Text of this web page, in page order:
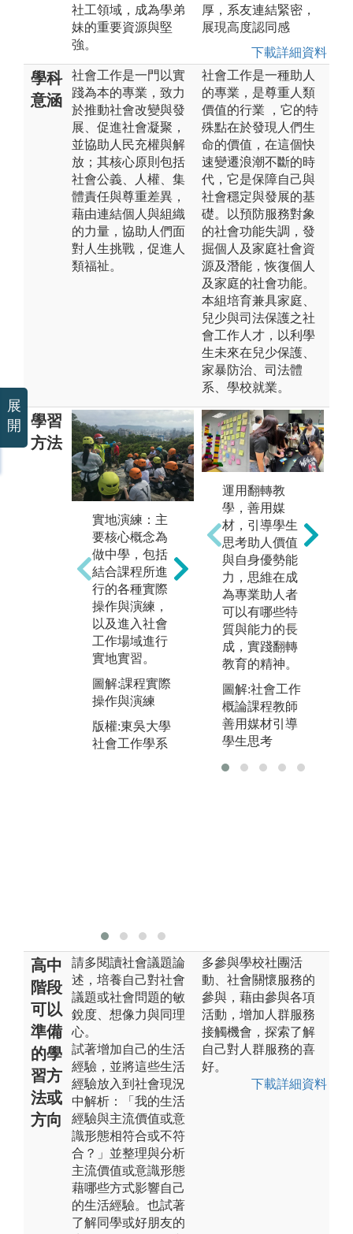
社工領域，成為學弟
妹的重要資源與堅
強。
厚，系友連結緊密，
展現高度認同感
下載詳細資料
學科
意涵
社會工作是一門以實
踐為本的專業，致力
於推動社會改變與發
展、促進社會凝聚，
並協助人民充權與解
放；其核心原則包括
社會公義、人權、集
體責任與尊重差異，
藉由連結個人與組織
的力量，協助人們面
對人生挑戰，促進人
類福祉。
社會工作是一種助人
的專業，是尊重人類
價值的行業 ，它的特
殊點在於發現人們生
命的價值，在這個快
速變遷浪潮不斷的時
代，它是保障自己與
社會穩定與發展的基
礎。以預防服務對象
的社會功能失調，發
掘個人及家庭社會資
源及潛能，恢復個人
及家庭的社會功能。
本組培育兼具家庭、
兒少與司法保護之社
會工作人才，以利學
生未來在兒少保護、
家暴防治、司法體
系、學校就業。
學習
方法
實地演練：主
要核心概念為
做中學，包括
結合課程所進
行的各種實際
操作與演練，
以及進入社會
工作場域進行
實地實習。
圖解:課程實際
操作與演練
版權:東吳大學
社會工作學系
問題導向學習
法：學生須依
據教師指定之
案例或議題，
進行討論；再
由教師或其他
學生提問，讓
學生參與討
論，激發學生
題，提出介入
方式的能力。
圖解:方案課群
運用翻轉教
學，善用媒
材，引導學生
思考助人價值
與自身優勢能
力，思維在成
為專業助人者
可以有哪些特
質與能力的長
成，實踐翻轉
教育的精神。
圖解:社會工作
概論課程教師
善用媒材引導
學生思考
高中
階段
可以
準備
的學
習方
法或
方向
請多閱讀社會議題論
述，培養自己對社會
議題或社會問題的敏
銳度、想像力與同理
心。
試著增加自己的生活
經驗，並將這些生活
經驗放入到社會現況
中解析：「我的生活
經驗與主流價值或意
識形態相符合或不符
合？」並整理與分析
主流價值或意識形態
藉哪些方式影響自己
的生活經驗。也試著
了解同學或好朋友的
多參與學校社團活
動、社會關懷服務的
參與，藉由參與各項
活動，增加人群服務
接觸機會，探索了解
自己對人群服務的喜
好。
下載詳細資料
展
開